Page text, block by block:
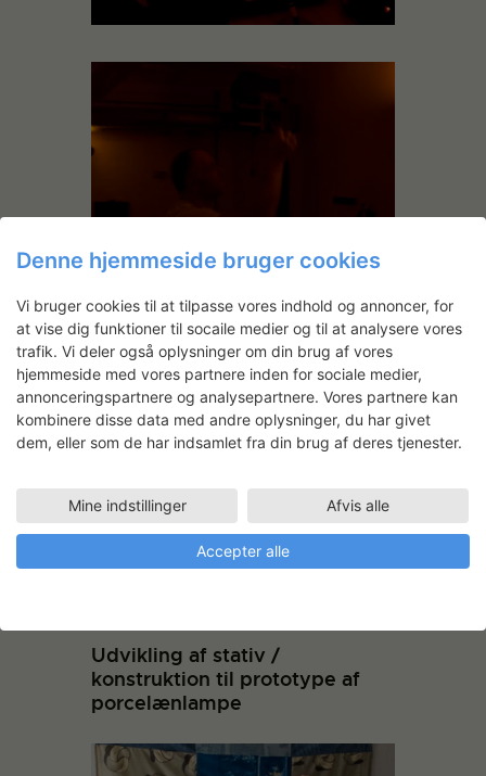
Andre projekter
Udvikling af stativ /
konstruktion til prototype af
porcelænlampe
Denne hjemmeside bruger cookies
Vi bruger cookies til at tilpasse vores indhold og annoncer, for
at vise dig funktioner til socaile medier og til at analysere vores
trafik. Vi deler også oplysninger om din brug af vores
hjemmeside med vores partnere inden for sociale medier,
annonceringspartnere og analysepartnere. Vores partnere kan
kombinere disse data med andre oplysninger, du har givet
dem, eller som de har indsamlet fra din brug af deres tjenester.
Mine indstillinger Afvis alle
Accepter alle